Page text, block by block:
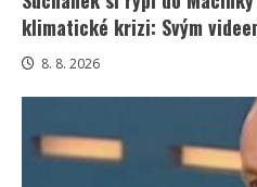
klimatické krizi: Svým
8. 8. 2026